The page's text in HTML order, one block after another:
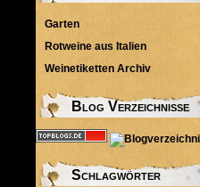
Garten
Rotweine aus Italien
Weinetiketten Archiv
Blog Verzeichnisse
Schlagwörter